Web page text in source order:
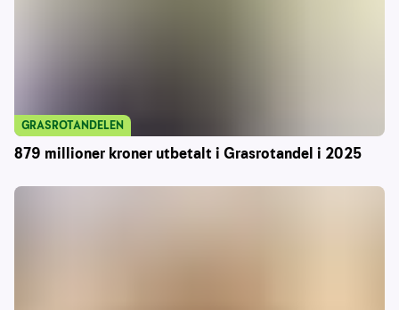
879 millioner kroner utbetalt i Grasrotandel i 2025
GRASROTANDELEN